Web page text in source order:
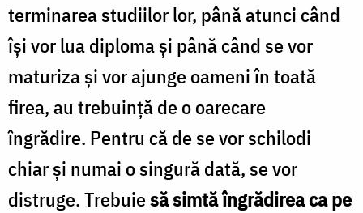
terminarea studiilor lor, până atunci când
îşi vor lua diploma şi până când se vor
maturiza şi vor ajunge oameni în toată
firea, au trebuinţă de o oarecare
îngrădire. Pentru că de se vor schilodi
chiar şi numai o singură dată, se vor
distruge. Trebuiesă simtă îngrădirea ca pe